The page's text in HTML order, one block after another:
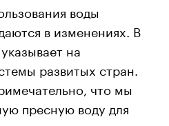
воды
в изменениях. В
на
развитых стран.
что мы
пресную воду для